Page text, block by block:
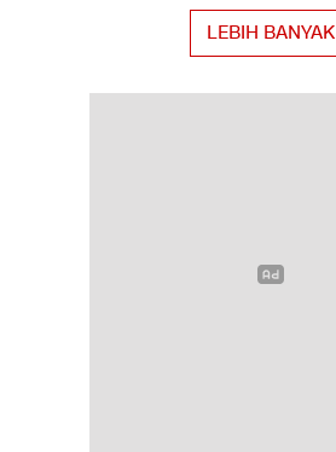
LEBIH BANYAK